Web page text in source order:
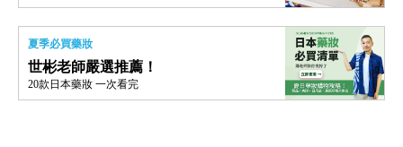
夏季必買藥妝
世彬老師嚴選推薦！
20款日本藥妝 一次看完